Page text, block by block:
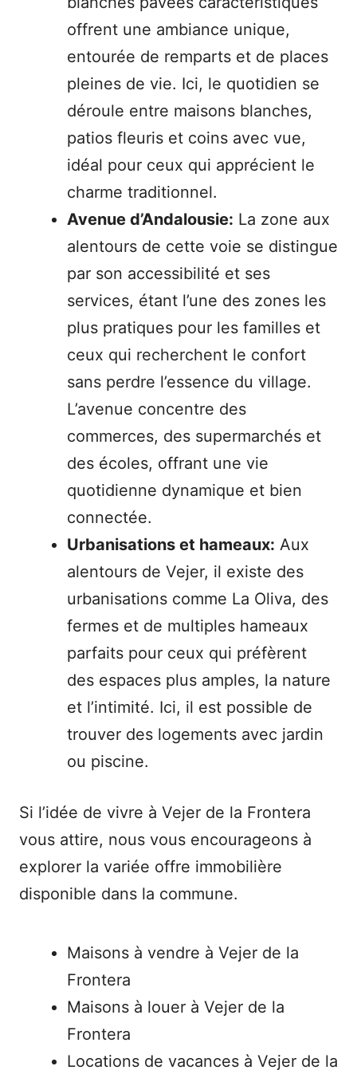
offrent une ambiance unique,
entourée de remparts et de places
pleines de vie. Ici, le quotidien se
déroule entre maisons blanches,
patios fleuris et coins avec vue,
idéal pour ceux qui apprécient le
charme traditionnel.
Avenue d’Andalousie: La zone aux
alentours de cette voie se distingue
par son accessibilité et ses
services, étant l’une des zones les
plus pratiques pour les familles et
ceux qui recherchent le confort
sans perdre l’essence du village.
L’avenue concentre des
commerces, des supermarchés et
des écoles, offrant une vie
quotidienne dynamique et bien
connectée.
Urbanisations et hameaux: Aux
alentours de Vejer, il existe des
urbanisations comme La Oliva, des
fermes et de multiples hameaux
parfaits pour ceux qui préfèrent
des espaces plus amples, la nature
et l’intimité. Ici, il est possible de
trouver des logements avec jardin
ou piscine.
Si l’idée de vivre à Vejer de la Frontera
vous attire, nous vous encourageons à
explorer la variée offre immobilière
disponible dans la commune.
Maisons à vendre à Vejer de la
Frontera
Maisons à louer à Vejer de la
Frontera
Locations de vacances à Vejer de la